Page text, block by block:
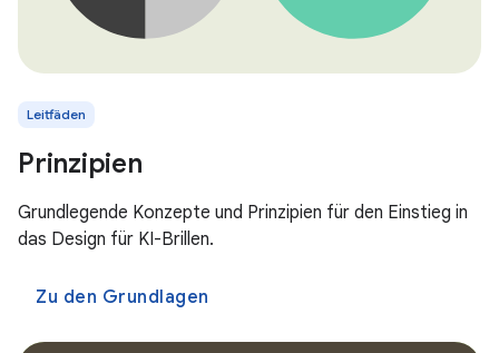
Leitfäden
Prinzipien
Grundlegende Konzepte und Prinzipien für den Einstieg in
das Design für KI-Brillen.
Zu den Grundlagen